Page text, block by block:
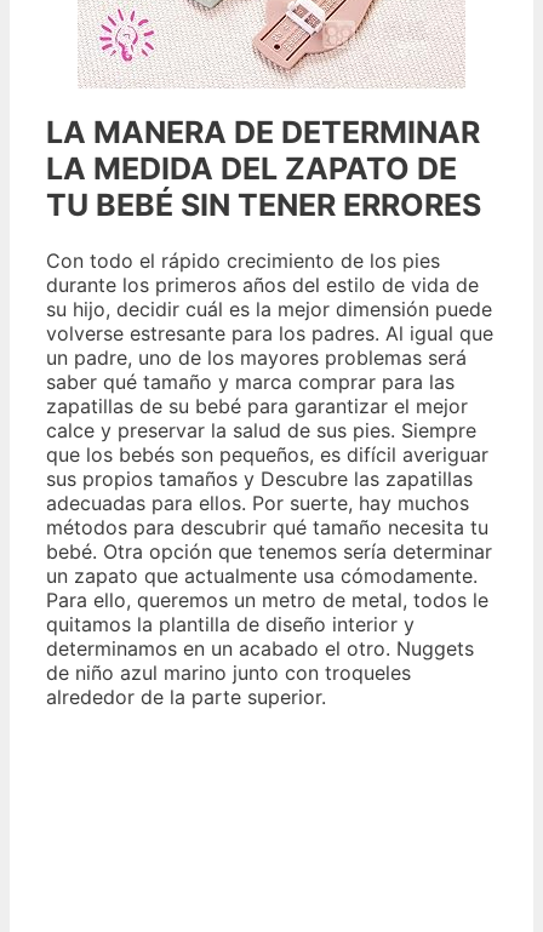
LA MANERA DE DETERMINAR
LA MEDIDA DEL ZAPATO DE
TU BEBÉ SIN TENER ERRORES
Con todo el rápido crecimiento de los pies
durante los primeros años del estilo de vida de
su hijo, decidir cuál es la mejor dimensión puede
volverse estresante para los padres. Al igual que
un padre, uno de los mayores problemas será
saber qué tamaño y marca comprar para las
zapatillas de su bebé para garantizar el mejor
calce y preservar la salud de sus pies. Siempre
que los bebés son pequeños, es difícil averiguar
sus propios tamaños y Descubre las zapatillas
adecuadas para ellos. Por suerte, hay muchos
métodos para descubrir qué tamaño necesita tu
bebé. Otra opción que tenemos sería determinar
un zapato que actualmente usa cómodamente.
Para ello, queremos un metro de metal, todos le
quitamos la plantilla de diseño interior y
determinamos en un acabado el otro. Nuggets
de niño azul marino junto con troqueles
alrededor de la parte superior.